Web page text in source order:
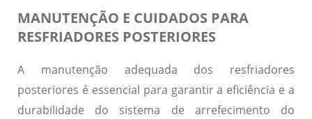
MANUTENÇÃO E CUIDADOS PARA
RESFRIADORES POSTERIORES
A manutenção adequada dos resfriadores
posteriores é essencial para garantir a eficiência e a
durabilidade do sistema de arrefecimento do